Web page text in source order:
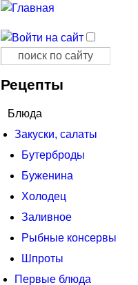
Форма поиска
Поиск
Рецепты
Блюда
Закуски, салаты
Бутерброды
Буженина
Холодец
Заливное
Рыбные консервы
Шпроты
Первые блюда